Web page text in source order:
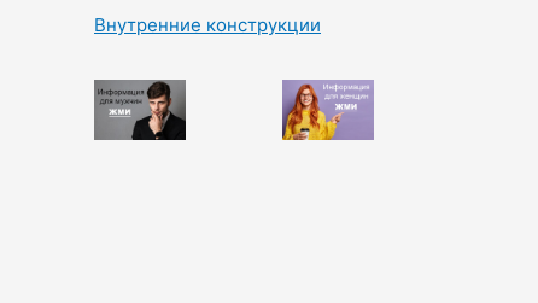
Внутренние конструкции